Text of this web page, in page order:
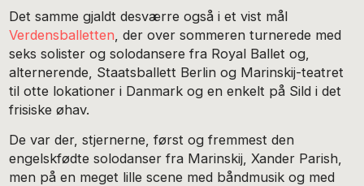
Det samme gjaldt desværre også i et vist mål
Verdensballetten, der over sommeren turnerede med
seks solister og solodansere fra Royal Ballet og,
alternerende, Staatsballett Berlin og Marinskij-teatret
til otte lokationer i Danmark og en enkelt på Sild i det
frisiske øhav.
De var der, stjernerne, først og fremmest den
engelskfødte solodanser fra Marinskij, Xander Parish,
men på en meget lille scene med båndmusik og med